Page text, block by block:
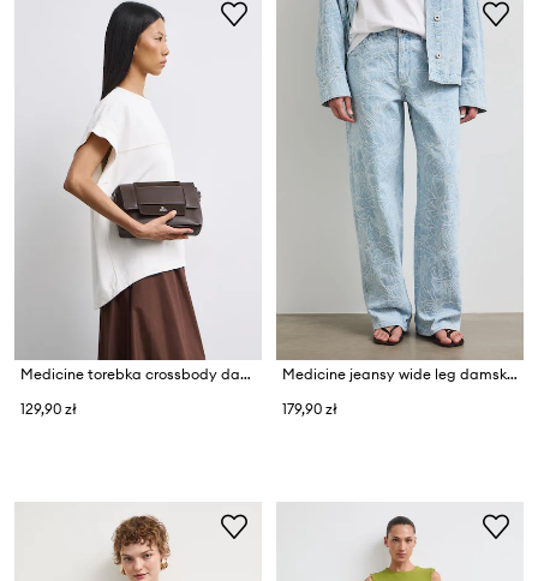
Medicine torebka crossbody damska
129,90 zł
Medicine jeansy wide leg damskie
179,90 zł